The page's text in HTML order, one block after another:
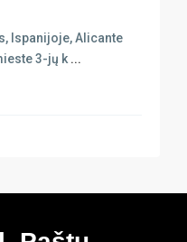
Ispanijoje, Alicante
3-jų k ...